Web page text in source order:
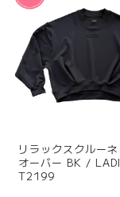
リラックスクルー
オーバー BK /
T2199